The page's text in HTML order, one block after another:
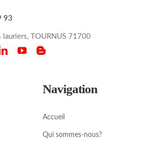
93
lauriers, TOURNUS 71700
Navigation
Accueil
Qui sommes-nous?